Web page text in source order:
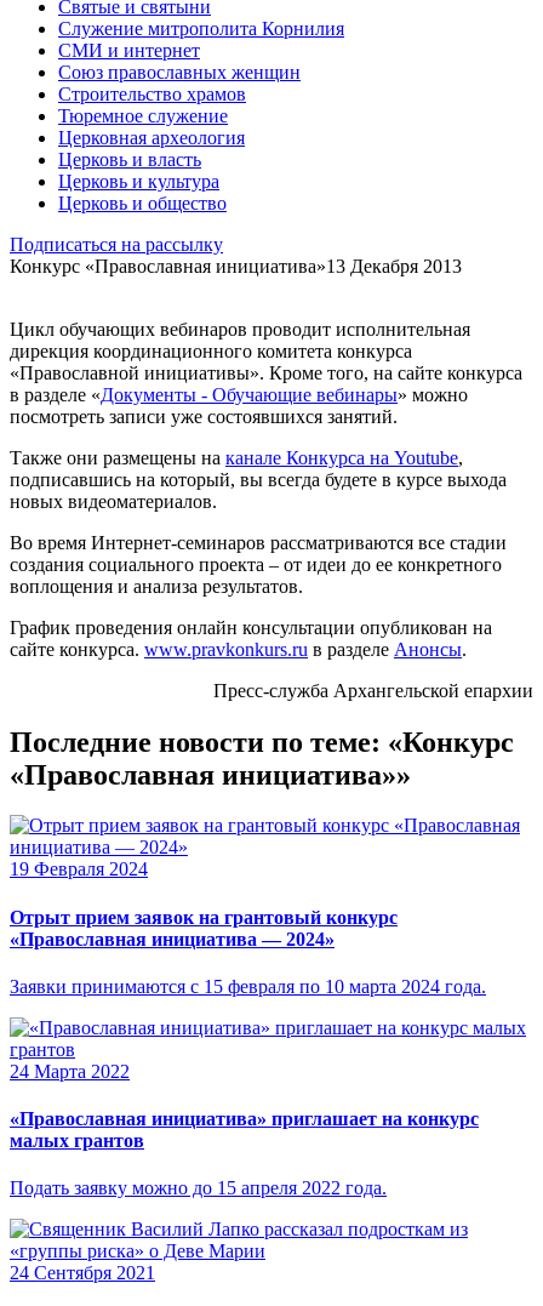
Святые и святыни
Служение митрополита Корнилия
СМИ и интернет
Союз православных женщин
Строительство храмов
Тюремное служение
Церковная археология
Церковь и власть
Церковь и культура
Церковь и общество
Подписаться на рассылку
Конкурс «Православная инициатива»13 Декабря 2013
Цикл обучающих вебинаров проводит исполнительная
дирекция координационного комитета конкурса
«Православной инициативы». Кроме того, на сайте конкурса
в разделе «Документы - Обучающие вебинары» можно
посмотреть записи уже состоявшихся занятий.
Также они размещены на канале Конкурса на Youtube,
подписавшись на который, вы всегда будете в курсе выхода
новых видеоматериалов.
Во время Интернет-семинаров рассматриваются все стадии
создания социального проекта – от идеи до ее конкретного
воплощения и анализа результатов.
График проведения онлайн консультации опубликован на
сайте конкурса. www.pravkonkurs.ru в разделе Анонсы.
Пресс-служба Архангельской епархии
Последние новости по теме: «Конкурс
«Православная инициатива»»
19 Февраля 2024
Отрыт прием заявок на грантовый конкурс
«Православная инициатива — 2024»
Заявки принимаются с 15 февраля по 10 марта 2024 года.
24 Марта 2022
«Православная инициатива» приглашает на конкурс
малых грантов
Подать заявку можно до 15 апреля 2022 года.
24 Сентября 2021